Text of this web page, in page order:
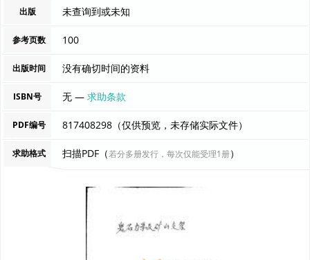
出版 未查询到或未知
参考页数 100
出版时间 没有确切时间的资料
ISBN号 无 —求助条款
PDF编号 817408298（仅供预览，未存储实际文件）
求助格式 扫描PDF（若分多册发行，每次仅能受理1册）